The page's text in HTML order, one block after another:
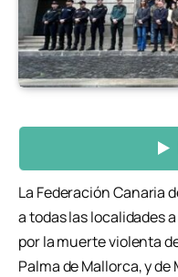
La Federación Canaria
a todas las localidades
por la muerte violenta
Palma de Mallorca, y de